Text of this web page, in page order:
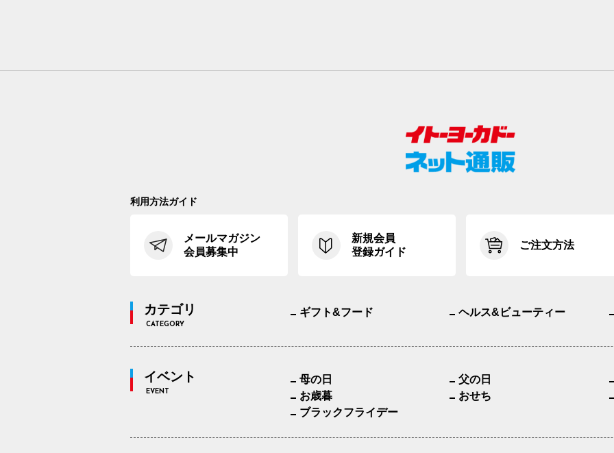
利用方法ガイド
メールマガジン
会員募集中
新規会員
登録ガイド
ご注文方法
カテゴリ
CATEGORY
ギフト&フード ヘルス&ビューティー
イベント
EVENT
母の日 父の日
お歳暮
おせち
ブラックフライデー